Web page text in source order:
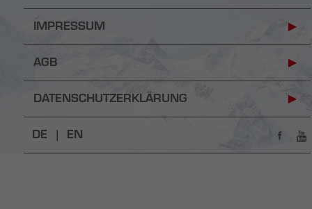
IMPRESSUM
AGB
DATENSCHUTZERKLÄRUNG
DE | EN